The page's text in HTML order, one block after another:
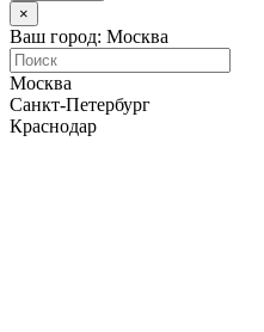
×
Ваш город: Москва
Москва
Санкт-Петербург
Краснодар